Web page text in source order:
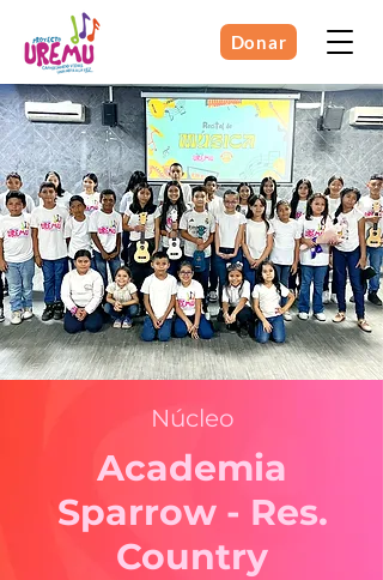
Donar
Núcleo
Academia
Sparrow - Res.
Country